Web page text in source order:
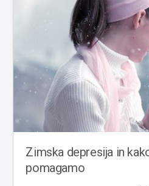
Zimska depresija in
pomagamo